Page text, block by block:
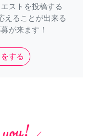
ストを投稿する
えることが出来る
が来ます！
する